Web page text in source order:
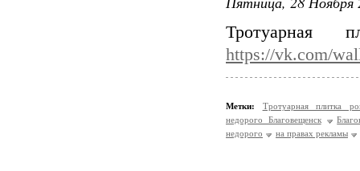
Тротуарная
https://vk.com/
Метки:
Тротуарная плитка
недорого Благовещенск
недорого
на правах рекламы